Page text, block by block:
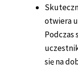
otwiera
Podczas
się na